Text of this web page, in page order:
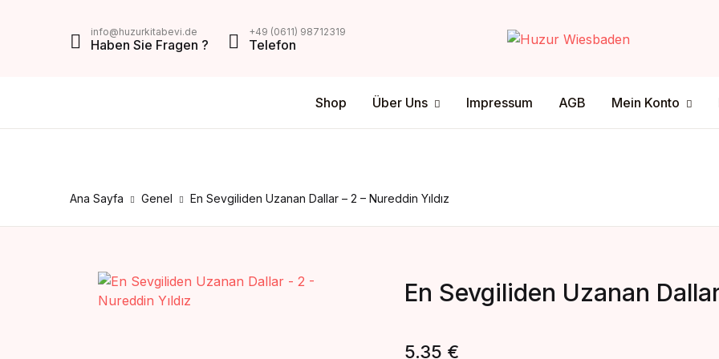
info@huzurkitabevi.de
Haben Sie Fragen ?
+49 (0611) 98712319
Telefon
Shop Über Uns Impressum AGB Mein Konto
Datenschutz
Versandmethode
Ana Sayfa Genel En Sevgiliden Uzanan Dallar – 2 – Nureddin Yıldız
En Sevgiliden Uzanan
5.35 €